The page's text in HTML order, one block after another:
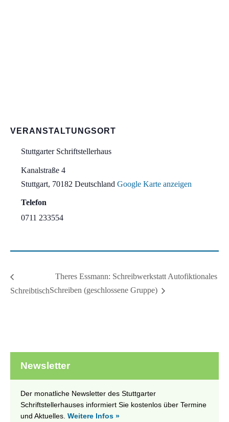
VERANSTALTUNGSORT
Stuttgarter Schriftstellerhaus
Kanalstraße 4
Stuttgart, 70182 Deutschland Google Karte anzeigen
Telefon
0711 233554
Schreibtisch
Theres Essmann: Schreibwerkstatt Autofiktionales
Schreiben (geschlossene Gruppe)
Newsletter
Der monatliche Newsletter des Stuttgarter
Schriftstellerhauses informiert Sie kostenlos über Termine
und Aktuelles. Weitere Infos »